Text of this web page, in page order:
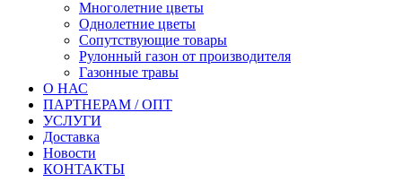
Многолетние цветы
Однолетние цветы
Сопутствующие товары
Рулонный газон от производителя
Газонные травы
О НАС
ПАРТНЕРАМ / ОПТ
УСЛУГИ
Доставка
Новости
КОНТАКТЫ